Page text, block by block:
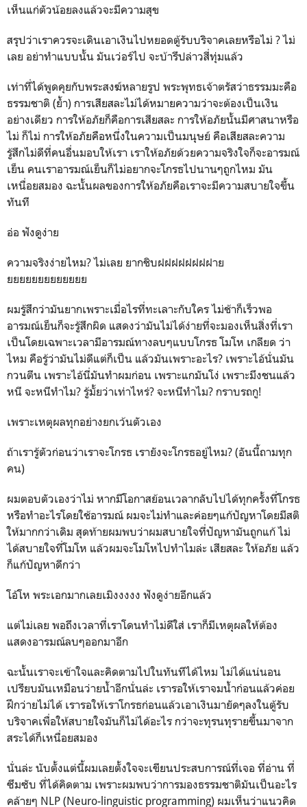
เห็นแก่ตัวน้อยลงแล้วจะมีความสุข
สรุปว่าเราควรจะเดินเอาเงินไปหยอดตู้รับบริจาคเลยหรือไม่ ? ไม่
เลย อย่าทำแบบนั้น มันเว่อร์ไป จะบ้ารึปล่าวสี่ทุ่มแล้ว
เท่าที่ได้พูดคุยกับพระสงฆ์หลายรูป พระพุทธเจ้าตรัสว่าธรรมมะคือ
ธรรมชาติ (ย้ำ) การเสียสละไม่ได้หมายความว่าจะต้องเป็นเงิน
อย่างเดียว การให้อภัยก็คือการเสียสละ การให้อภัยนั้นมีศาสนาหรือ
ไม่ ก็ไม่ การให้อภัยคือหนึ่งในความเป็นมนุษย์ คือเสียสละความ
รู้สึกไม่ดีที่คนอื่นมอบให้เรา เราให้อภัยด้วยความจริงใจก็จะอารมณ์
เย็น คนเราอารมณ์เย็นก็ไม่อยากจะโกรธไปนานๆถูกไหม มัน
เหนื่อยสมอง ฉะนั้นผลของการให้อภัยคือเราจะมีความสบายใจขึ้น
ทันที
อ่อ ฟังดูง่าย
ความจริงง่ายไหม? ไม่เลย ยากชิบฝฝฝฝฝฝฝฝาย
ยยยยยยยยยยยยย
ผมรู้สึกว่ามันยากเพราะเมื่อไรที่ทะเลาะกับใคร ไม่ช้าก็เร็วพอ
อารมณ์เย็นก็จะรู้สึกผิด แสดงว่ามันไม่ได้ง่ายที่จะมองเห็นสิ่งที่เรา
เป็นโดยเฉพาะเวลามีอารมณ์ทางลบๆแบบโกรธ โมโห เกลียด ว่า
ไหม คือรู้ว่ามันไม่ดีแต่ก็เป็น แล้วมันเพราะอะไร? เพราะไอ้นั่นมัน
กวนตีน เพราะไอ้นี่มันทำผมก่อน เพราะแกมันโง่ เพราะมึงชนแล้ว
หนี จะหนีทำไม? รู้มั้ยว่าเท่าไหร่? จะหนีทำไม? กราบรถกู!
เพราะเหตุผลทุกอย่างยกเว้นตัวเอง
ถ้าเรารู้ตัวก่อนว่าเราจะโกรธ เรายังจะโกรธอยู่ไหม? (อันนี้ถามทุก
คน)
ผมตอบตัวเองว่าไม่ หากมีโอกาสย้อนเวลากลับไปได้ทุกครั้งที่โกรธ
หรือทำอะไรโดยใช้อารมณ์ ผมจะไม่ทำและค่อยๆแก้ปัญหาโดยมีสติ
ให้มากกว่าเดิม สุดท้ายผมพบว่าผมสบายใจที่ปัญหามันถูกแก้ ไม่
ได้สบายใจที่โมโห แล้วผมจะโมโหไปทำไมล่ะ เสียสละ ให้อภัย แล้ว
ก็แก้ปัญหาดีกว่า
โอ้โห พระเอกมากเลยเมิงงงงง ฟังดูง่ายอีกแล้ว
แต่ไม่เลย พอถึงเวลาที่เราโดนทำไม่ดีใส่ เราก็มีเหตุผลให้ต้อง
แสดงอารมณ์ลบๆออกมาอีก
ฉะนั้นเราจะเข้าใจและคิดตามไปในทันทีได้ไหม ไม่ได้แน่นอน
เปรียบมันเหมือนว่ายน้ำอีกนั่นล่ะ เรารอให้เราจมน้ำก่อนแล้วค่อย
ฝึกว่ายไม่ได้ เรารอให้เราโกรธก่อนแล้วเอาเงินมายัดๆลงในตู้รับ
บริจาคเพื่อให้สบายใจมันก็ไม่ได้อะไร กว่าจะทุรนทุรายขึ้นมาจาก
สระได้ก็เหนื่อยสมอง
นั่นล่ะ นับตั้งแต่นี้ผมเลยตั้งใจจะเขียนประสบการณ์ที่เจอ ที่อ่าน ที่
ซึมซับ ที่ได้คิดตาม เพราะผมพบว่าการมองธรรมชาติมันเป็นอะไร
คล้ายๆ NLP (Neuro-linguistic programming) ผมเห็นว่าแนวคิด